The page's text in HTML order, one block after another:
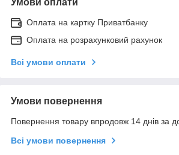
Оплата на картку Приватбанку
Оплата на розрахунковий рахунок
Всі умови оплати
Умови повернення
Повернення товару впродовж 14 днів за
Всі умови повернення